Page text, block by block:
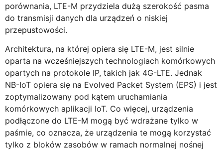
porównania, LTE-M przydziela dużą szerokość pasma
do transmisji danych dla urządzeń o niskiej
przepustowości.
Architektura, na której opiera się LTE-M, jest silnie
oparta na wcześniejszych technologiach komórkowych
opartych na protokole IP, takich jak 4G-LTE. Jednak
NB-IoT opiera się na Evolved Packet System (EPS) i jest
zoptymalizowany pod kątem uruchamiania
komórkowych aplikacji IoT. Co więcej, urządzenia
podłączone do LTE-M mogą być wdrażane tylko w
paśmie, co oznacza, że urządzenia te mogą korzystać
tylko z bloków zasobów w ramach normalnej nośnej